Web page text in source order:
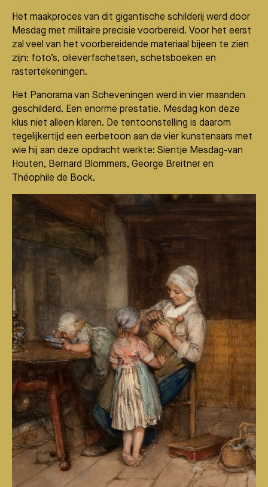
Het maakproces van dit gigantische schilderij werd door
Mesdag met militaire precisie voorbereid. Voor het eerst
zal veel van het voorbereidende materiaal bijeen te zien
zijn: foto’s, olieverfschetsen, schetsboeken en
rastertekeningen.
Het Panorama van Scheveningen werd in vier maanden
geschilderd. Een enorme prestatie. Mesdag kon deze
klus niet alleen klaren. De tentoonstelling is daarom
tegelijkertijd een eerbetoon aan de vier kunstenaars met
wie hij aan deze opdracht werkte: Sientje Mesdag-van
Houten, Bernard Blommers, George Breitner en
Théophile de Bock.